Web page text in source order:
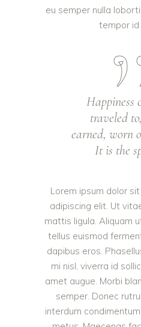
eu semper nulla
tempor
Happiness
traveled
earned, worn
It is the
Lorem ipsum dolor
adipiscing elit. Ut
mattis ligula. Aliquam
tellus euismod
dapibus eros.
mi nisl, viverra id
amet augue. Morbi
semper. Donec
interdum